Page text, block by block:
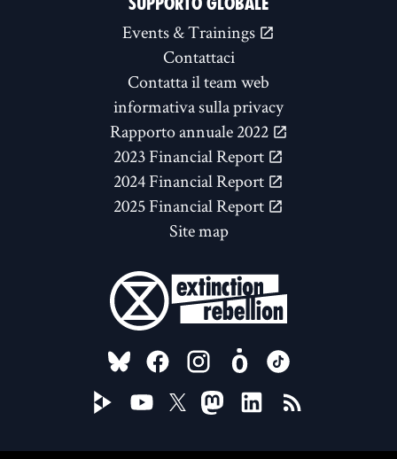
Events & Trainings
Contattaci
Contatta il team web
informativa sulla privacy
Rapporto annuale 2022
2023 Financial Report
2024 Financial Report
2025 Financial Report
Site map
FOLLOW US ON